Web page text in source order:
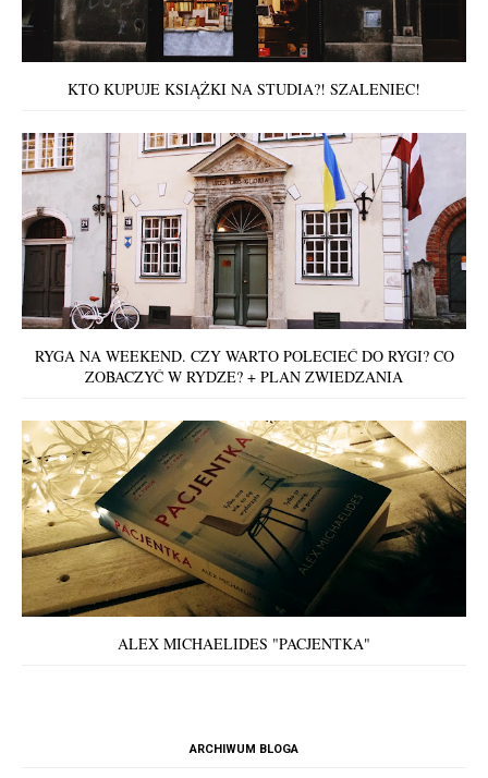
KTO KUPUJE KSIĄŻKI NA STUDIA?! SZALENIEC!
RYGA NA WEEKEND. CZY WARTO POLECIEĆ DO RYGI? CO
ZOBACZYĆ W RYDZE? + PLAN ZWIEDZANIA
ALEX MICHAELIDES "PACJENTKA"
ARCHIWUM BLOGA